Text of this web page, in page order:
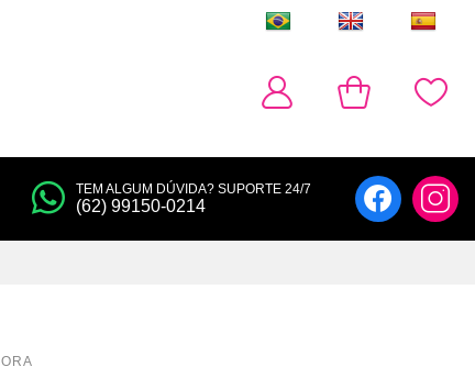
TEM ALGUM DÚVIDA? SUPORTE 24/7
(62) 99150-0214